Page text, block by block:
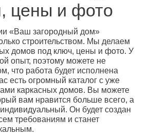
цены и фото
«Ваш загородный дом»
строительством. Мы делаем
домов под ключ, цены и фото. У
опыт, поэтому можете не
что работа будет исполнена
есть огромный каталог с уже
каркасных домов. Вы можете
вам нравится больше всего, а
Он будет создан
требованиям и станет